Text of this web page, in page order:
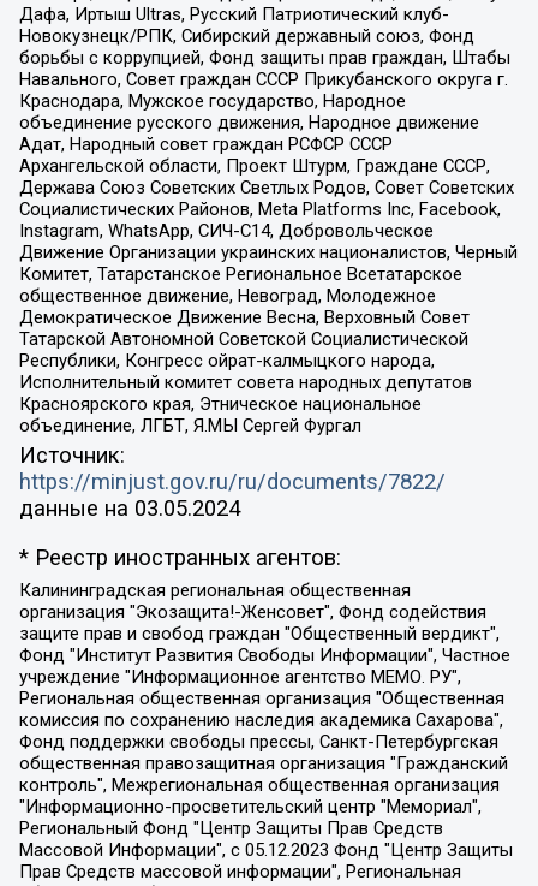
Дафа, Иртыш Ultras, Русский Патриотический клуб-
Новокузнецк/РПК, Сибирский державный союз, Фонд
борьбы с коррупцией, Фонд защиты прав граждан, Штабы
Навального, Совет граждан СССР Прикубанского округа г.
Краснодара, Мужское государство, Народное
объединение русского движения, Народное движение
Адат, Народный совет граждан РСФСР СССР
Архангельской области, Проект Штурм, Граждане СССР,
Держава Союз Советских Светлых Родов, Совет Советских
Социалистических Районов, Meta Platforms Inc, Facebook,
Instagram, WhatsApp, СИЧ-С14, Добровольческое
Движение Организации украинских националистов, Черный
Комитет, Татарстанское Региональное Всетатарское
общественное движение, Невоград, Молодежное
Демократическое Движение Весна, Верховный Совет
Татарской Автономной Советской Социалистической
Республики, Конгресс ойрат-калмыцкого народа,
Исполнительный комитет совета народных депутатов
Красноярского края, Этническое национальное
объединение, ЛГБТ, Я.МЫ Сергей Фургал
Источник:
https://minjust.gov.ru/ru/documents/7822/
данные на 03.05.2024
* Реестр иностранных агентов:
Калининградская региональная общественная организация "Экозащита!-Женсовет", Фонд содействия защите прав и свобод граждан "Общественный вердикт", Фонд "Институт Развития Свободы Информации", Частное учреждение "Информационное агентство МЕМО. РУ", Региональная общественная организация "Общественная комиссия по сохранению наследия академика Сахарова", Фонд поддержки свободы прессы, Санкт-Петербургская общественная правозащитная организация "Гражданский контроль", Межрегиональная общественная организация "Информационно-просветительский центр "Мемориал", Региональный Фонд "Центр Защиты Прав Средств Массовой Информации", с 05.12.2023 Фонд "Центр Защиты Прав Средств массовой информации", Региональная общественная благотворительная организация помощи беженцам и мигрантам "Гражданское содействие", Негосударственное образовательное учреждение дополнительного профессионального образования (повышение квалификации) специалистов "АКАДЕМИЯ ПО ПРАВАМ ЧЕЛОВЕКА", Свердловская региональная общественная организация "Сутяжник", Автономная некоммерческая организация "Центр независимых социологических исследований", Союз общественных объединений "Российский исследовательский центр по правам человека", Региональное общественное учреждение научно-информационный центр "МЕМОРИАЛ", Некоммерческая организация "Фонд защиты гласности", Автономная некоммерческая организация "Институт прав человека", Городская общественная организация "Екатеринбургское общество "МЕМОРИАЛ", Городская общественная организация "Рязанское историко-просветительское и правозащитное общество "Мемориал" (Рязанский Мемориал), Челябинский региональный орган общественной самодеятельности – женское общественное объединение "Женщины Евразии", Челябинский региональный орган общественной самодеятельности "Уральская правозащитная группа", Фонд содействия защите здоровья и социальной справедливости имени Андрея Рылькова, Автономная Некоммерческая Организация "Аналитический Центр Юрия Левады", Автономная некоммерческая организация социальной поддержки населения "Проект Апрель", Региональная общественная организация помощи женщинам и детям, находящимся в кризисной ситуации "Информационно-методический центр "Анна", Фонд содействия развитию массовых коммуникаций и правовому просвещению "Так-так-Так", Фонд содействия устойчивому развитию "Серебряная тайга", Свердловский региональный общественный фонд социальных проектов "Новое время", "Idel.Реалии", Кавказ.Реалии, Крым.Реалии, Телеканал Настоящее Время, Татаро-башкирская служба Радио Свобода (Azatliq Radiosi), Радио Свободная Европа/Радио Свобода (PCE/PC), "Сибирь.Реалии", "Фактограф", Благотворительный фонд помощи осужденным и их семьям, Автономная некоммерческая организация "Институт глобализации и социальных движений", Фонд "В защиту прав заключенных", Частное учреждение "Центр поддержки и содействия развитию средств массовой информации", Пензенский региональный общественный благотворительный фонд "Гражданский союз", "Север.Реалии", Некоммерческая организация Фонд "Правовая инициатива", Общество с ограниченной ответственностью "Радио Свободная Европа/Радио Свобода", Чешское информационное агентство "MEDIUM-ORIENT", Красноярская региональная общественная организация "Мы против СПИДа", Камалягин Денис Николаевич, Маркелов Сергей Евгеньевич, Пономарев Лев Александрович, Савицкая Людмила Алексеевна, Автономная некоммерческая организация "Центр по работе с проблемой насилия "НАСИЛИЮ.НЕТ", Межрегиональный профессиональный союз работников здравоохранения "Альянс врачей", Юридическое лицо, зарегистрированное в Латвийской Республике, SIA "Medusa Project" (регистрационный номер 40103797863, дата регистрации 10.06.2014), Некоммерческая организация "Фонд по борьбе с коррупцией", Автономная некоммерческая организация "Институт права и публичной политики", Баданин Роман Сергеевич, Гликин Максим Александрович, Железнова Мария Михайловна, Лукьянова Юлия Сергеевна, Маетная Елизавета Витальевна, Маняхин Петр Борисович, Чуракова Ольга Владимировна, Ярош Юлия Петровна, Юридическое лицо "The Insider SIA", зарегистрированное в Риге, Латвийская Республика (дата регистрации 26.06.2015), являющееся администратором доменного имени интернет-издания "The Insider SIA", https://theins.ru, Постернак Алексей Евгеньевич, Рубин Михаил Аркадьевич, Анин Роман Александрович, Юридическое лицо Istories fonds, зарегистрированное в Латвийской Республике (регистрационный номер 50008295751, дата регистрации 24.02.2020), Великовский Дмитрий Александрович, Долинина Ирина Николаевна, Мароховская Алеся Алексеевна, Шлейнов Роман Юрьевич, Шмагун Олеся Валентиновна, Общество с ограниченной ответственностью "Альтаир 2021", Общество с ограниченной ответственностью "Вега 2021", Общество с ограниченной ответственностью "Главный редактор 2021", Общество с ограниченной ответственностью "Ромашки монолит", Важенков Артем Валерьевич, Ивановская областная общественная организация "Центр гендерных исследований", Гурман Юрий Альбертович, Медиапроект "ОВД-Инфо", Егоров Владимир Владимирович, Жилинский Владимир Александрович, Общество с ограниченной ответственностью "ЗП", Иванова София Юрьевна, Карезина Инна Павловна, Кильтау Екатерина Викторовна, Петров Алексей Викторович, Пискунов Сергей Евгеньевич, Смирнов Сергей Сергеевич, Тихонов Михаил Сергеевич, Общество с ограниченной ответственностью "ЖУРНАЛИСТ-ИНОСТРАННЫЙ АГЕНТ", Арапова Галина Юрьевна, Вольтская Татьяна Анатольевна, Американская компания "Mason G.E.S. Anonymous Foundation" (США), являющаяся владельцем интернет-издания https://mnews.world/, Компания "Stichting Bellingcat", зарегистрированная в Нидерландах (дата регистрации 11.07.2018), Захаров Андрей Вячеславович, Клепиковская Екатерина Дмитриевна, Общество с ограниченной ответственностью "МЕМО", Перл Роман Александрович, Симонов Евгений Алексеевич, Соловьева Елена Анатольевна, Сотников Даниил Владимирович, Сурначева Елизавета Дмитриевна, Автономная некоммерческая организация по защите прав человека и информированию населения "Якутия – Наше Мнение", Общество с ограниченной ответственностью "Москоу диджитал медиа", с 26.01.2023 Общество с ограниченной ответственностью "Чайка Белые сады", Ветошкина Валерия Валерьевна, Заговора Максим Александрович, Межрегиональное общественное движение "Российская ЛГБТ - сеть", Оленичев Максим Владимирович, Павлов Иван Юрьевич, Скворцова Елена Сергеевна, Общество с ограниченной ответственностью "Как бы инагент", Кочетков Игорь Викторович, Общество с ограниченной ответственностью "Честные выборы", Еланчик Олег Александрович, Общество с ограниченной ответственностью "Нобелевский призыв", Гималова Регина Эмилевна, Григорьев Андрей Валерьевич, Григорьева Алина Александровна, Ассоциация по содействию защите прав призывников, альтернативнослужащих и военнослужащих "Правозащитная группа "Гражданин.Армия.Право", Хисамова Регина Фаритовна, Автономная некоммерческая организация по реализации социально-правовых программ "Лилит", Дальневосточное общественное движение "Маяк", Санкт-Петербургская ЛГБТ-инициативная группа "Выход", Инициативная группа ЛГБТ+ "Реверс", Алексеев Андрей Викторович, Бекбулатова Таисия Львовна, Беляев Иван Михайлович, Владыкина Елена Сергеевна, Гельман Марат Александрович, Никульшина Вероника Юрьевна, Толоконникова Надежда Андреевна, Шендерович Виктор Анатольевич, Общество с ограниченной ответственностью "Данное сообщение", Общество с ограниченной ответственностью Издательский дом "Новая глава", Айнбиндер Александра Александровна, Московский комьюнити-центр для ЛГБТ+инициатив, Благотворительный фонд развития филантропии, Deutsche Welle (Германия, Kurt-Schumacher-Strasse 3, 53113 Bonn), Борзунова Мария Михайловна, Воробьев Виктор Викторович, Голубева Анна Львовна, Константинова Алла Михайловна, Малкова Ирина Владимировна, Мурадов Мурад Абдулгалимович, Осетинская Елизавета Николаевна, Понасенков Евгений Николаевич, Ганапольский Матвей Юрьевич, Киселев Евгений Алексеевич, Борухович Ирина Григорьевна, Дремин Иван Тимофеевич, Дубровский Дмитрий Викторович, Красноярская региональная общественная организация поддержки и развития альтернативных образовательных технологий и межкультурных коммуникаций "ИНТЕРРА", Маяковская Екатерина Алексеевна, Фейгин Марк Захарович, Филимонов Андрей Викторович, Дзугкоева Регина Николаевна, Доброхотов Роман Александрович, Дудь Юрий Александрович, Елкин Сергей Владимирович, Кругликов Кирилл Игоревич, Сабунаева Мария Леонидовна, Семенов Алексей Владимирович, Шаинян Карен Багратович, Шульман Екатерина Михайловна, Асафьев Артур Валерьевич, Вахштайн Виктор Семенович, Венедиктов Алексей Алексеевич, Лушникова Екатерина Евгеньевна, Волков Леонид Михайлович, Невзоров Александр Глебович, Пархоменко Сергей Борисович, Сироткин Ярослав Николаевич, Кара-Мурза Владимир Владимирович, Баранова Наталья Владимировна, Гозман Леонид Яковлевич, Кагарлицкий Борис Юльевич, Климарев Михаил Валерьевич, Милов Владимир Станиславович, Автономная некоммерческая организация Краснодарский центр современного искусства "Типография", Моргенштерн Алишер Тагирович, Соболь Любовь Эдуардовна, Общество с ограниченной ответственностью "ЛИЗА НОРМ", Каспаров Гарри Кимович, Ходорковский Михаил Борисович, Общество с ограниченной ответственностью "Апрельские тезисы", Данилович Ирина Брониславовна, Кашин Олег Владимирович, Петров Николай Владимирович, Пивоваров Алексей Владимирович, Соколов Михаил Владимирович, Цветкова Юлия Владимировна, Чичваркин Евгений Александрович, Комитет против пыток/Команда против пыток, Общество с ограниченной ответственностью "Первый научный", Общество с ограниченной ответственностью "Вертолет и ко", Белоцерковская Вероника Борисовна, Кац Максим Евгеньевич, Лазарева Татьяна Юрьевна, Шаведдинов Руслан Табризович, Яшин Илья Валерьевич, Общество с ограниченной ответственностью "Иноагент ААВ", Алешковский Дмитрий Петрович, Альбац Евгения Марковна, Быков Дмитрий Львович, Галямина Юлия Евгеньевна, Лойко Сергей Леонидович, Мартынов Кирилл Константинович, Медведев Сергей Александрович, Крашенинников Федор Геннадиевич, Гордеева Катерина Вл